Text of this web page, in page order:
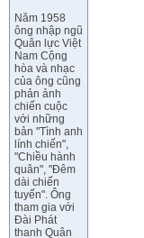
Năm 1958
ông nhập ngũ
Quân lực Việt
Nam Cộng
hòa và nhạc
của ông cũng
phản ảnh
chiến cuộc
với những
bản "Tình anh
lính chiến",
"Chiều hành
quân", "Đêm
dài chiến
tuyến". Ông
tham gia với
Đài Phát
thanh Quân